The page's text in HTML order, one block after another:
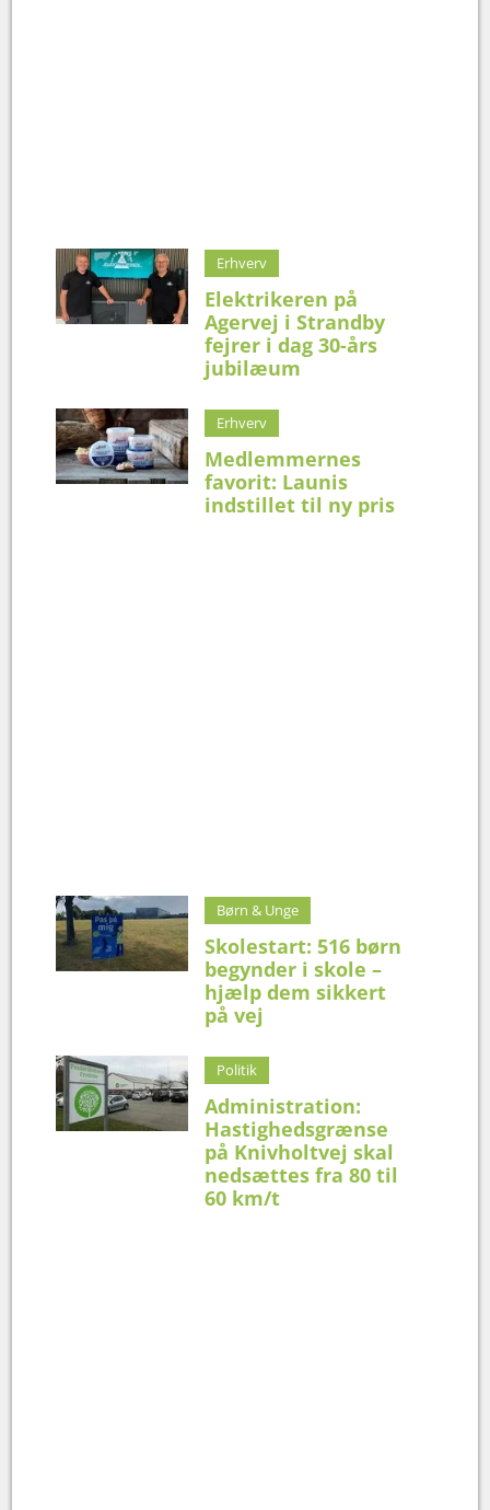
Erhverv
Elektrikeren på
Agervej i Strandby
fejrer i dag 30-års
jubilæum
Erhverv
Medlemmernes
favorit: Launis
indstillet til ny pris
Børn & Unge
Skolestart: 516 børn
begynder i skole –
hjælp dem sikkert
på vej
Politik
Administration:
Hastighedsgrænse
på Knivholtvej skal
nedsættes fra 80 til
60 km/t